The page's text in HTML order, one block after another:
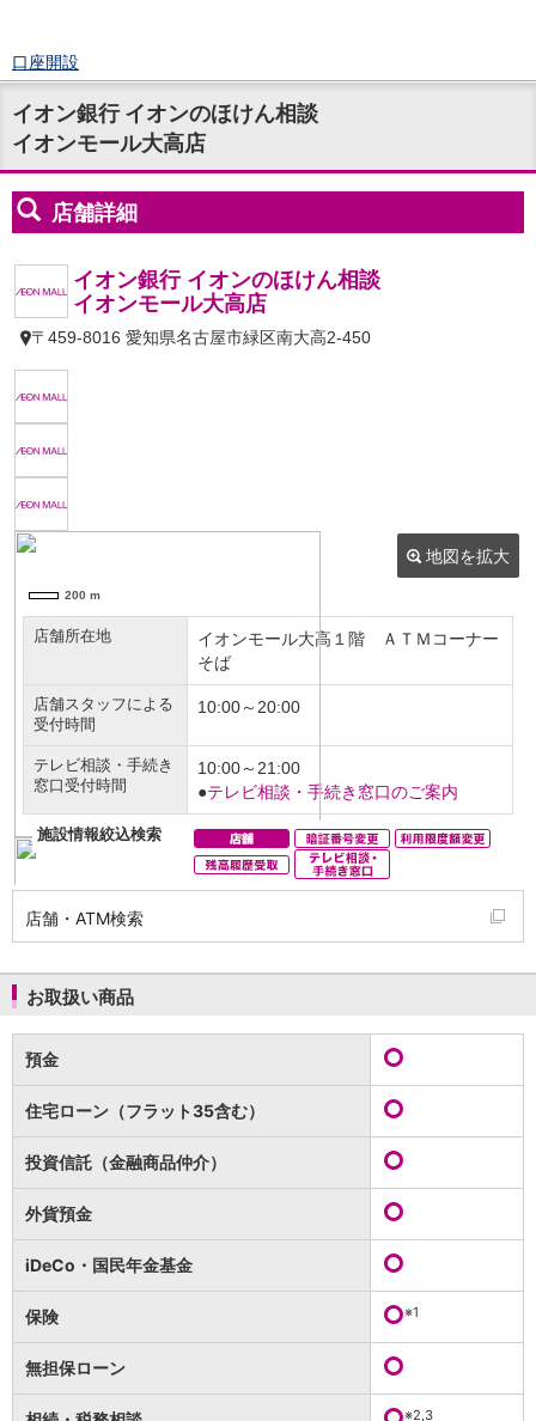
口座開設
ログイン
チャット
メニュー
商品・サービス
預金
円預金TOP
定期預金
積立式定期預金
外貨預金 TOP
NISA
金銭信託のしくみ
取扱商品一覧
iDeCo・国民年金基金
iDeCo（個人型確定拠出年金）
国民年金基金
ロボアドバイザークラウドファンディング
WealthNavi for イオン銀行（ロボアドバイザー）
funds
ローン
住宅ローン
新規お借入れの方
お借換えの方
フラット35
リ・バース60
カードローン
目的別ローンマイページ
保険
保険TOP
医療保険
就業不能保険
海外旅行保険
国内旅行傷害保険
スマホ保険
傷害保険
介護保険
カード
イオン銀行 イオンのほけん相談
イオンモール大高店
店舗・ATM検索
お取扱い商品
預金
住宅ローン（フラット35含む）
投資信託（金融商品仲介）
外貨預金
iDeCo・国民年金基金
保険 ※1
無担保ローン
※2,3